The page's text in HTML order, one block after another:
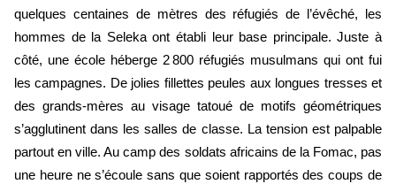
quelques centaines de mètres des réfugiés de l’évêché, les
hommes de la Seleka ont établi leur base principale. Juste à
côté, une école héberge 2 800 réfugiés musulmans qui ont fui
les campagnes. De jolies fillettes peules aux longues tresses et
des grands-mères au visage tatoué de motifs géométriques
s’agglutinent dans les salles de classe. La tension est palpable
partout en ville. Au camp des soldats africains de la Fomac, pas
une heure ne s’écoule sans que soient rapportés des coups de